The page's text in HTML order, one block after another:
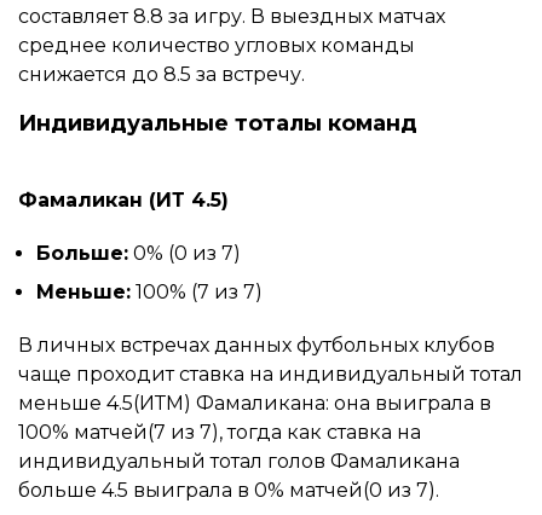
составляет 8.8 за игру. В выездных матчах
среднее количество угловых команды
снижается до 8.5 за встречу.
Индивидуальные тоталы команд
Фамаликан (ИТ 4.5)
Больше: 0% (0 из 7)
Меньше: 100% (7 из 7)
В личных встречах данных футбольных клубов
чаще проходит ставка на индивидуальный тотал
меньше 4.5(ИТМ) Фамаликана: она выиграла в
100% матчей(7 из 7), тогда как ставка на
индивидуальный тотал голов Фамаликана
больше 4.5 выиграла в 0% матчей(0 из 7).